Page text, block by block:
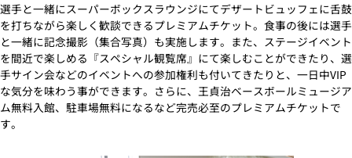
選手と一緒にスーパーボックスラウンジにてデザートビュッフェに舌鼓
を打ちながら楽しく歓談できるプレミアムチケット。食事の後には選手
と一緒に記念撮影（集合写真）も実施します。また、ステージイベント
を間近で楽しめる『スペシャル観覧席』にて楽しむことができたり、選
手サイン会などのイベントへの参加権利も付いてきたりと、一日中VIP
な気分を味わう事ができます。さらに、王貞治ベースボールミュージア
ム無料入館、駐車場無料になるなど完売必至のプレミアムチケットで
す。